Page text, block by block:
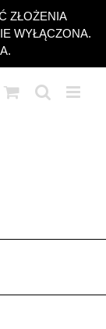
ZŁOŻENIA
WYŁĄCZONA.